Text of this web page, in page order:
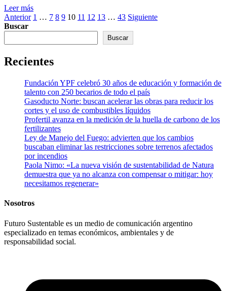
Leer más
Paginación
de
entradas
Anterior 1 … 7 8 9 10 11 12 13 … 43 Siguiente
Buscar
Buscar
Recientes
Fundación YPF celebró 30 años de educación y formación de
talento con 250 becarios de todo el país
Gasoducto Norte: buscan acelerar las obras para reducir los
cortes y el uso de combustibles líquidos
Profertil avanza en la medición de la huella de carbono de los
fertilizantes
Ley de Manejo del Fuego: advierten que los cambios
buscaban eliminar las restricciones sobre terrenos afectados
por incendios
Paola Nimo: «La nueva visión de sustentabilidad de Natura
demuestra que ya no alcanza con compensar o mitigar: hoy
necesitamos regenerar»
Nosotros
Futuro Sustentable es un medio de comunicación argentino
especializado en temas económicos, ambientales y de
responsabilidad social.